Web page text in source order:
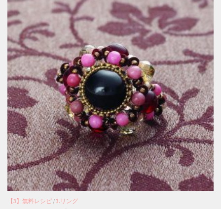
【3】無料レシピ /3.リング